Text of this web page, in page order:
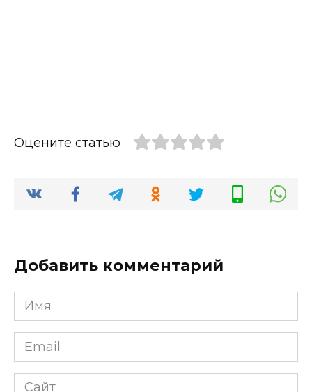
Оцените статью
Добавить комментарий
Имя
*
Email
*
Сайт